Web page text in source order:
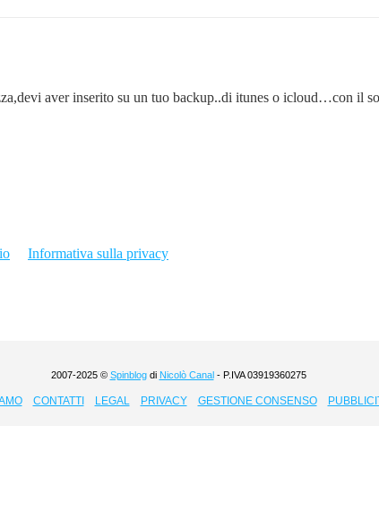
aver inserito su un tuo backup..di itunes o icloud…con il
Informativa sulla privacy
2007-2025 © Spinblog di Nicolò Canal - P.IVA 03919360275
CONTATTI LEGAL PRIVACY GESTIONE CONSENSO